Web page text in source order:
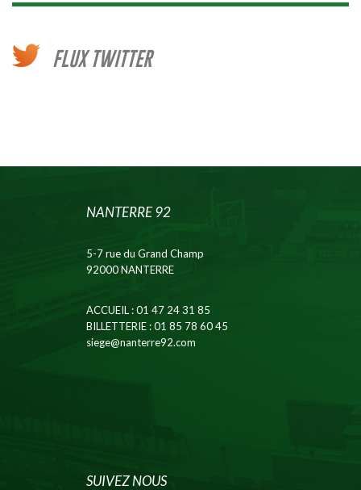
FLUX TWITTER
NANTERRE 92
5-7 rue du Grand Champ
92000 NANTERRE
ACCUEIL: 01 47 24 31 85
BILLETTERIE: 01 85 78 60 45
siege@nanterre92.com
SUIVEZ NOUS